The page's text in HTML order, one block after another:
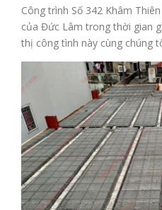
Công trình Số 342 Khâm
của Đức Lâm trong thời gian
thị công tình này cùng chúng